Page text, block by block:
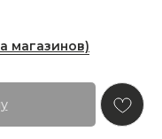
магазинов)